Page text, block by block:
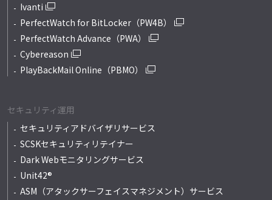
Ivanti
PerfectWatch for BitLocker（PW4B）
PerfectWatch Advance（PWA）
Cybereason
PlayBackMail Online（PBMO）
セキュリティ運用
セキュリティアドバイザリサービス
SCSKセキュリティリテイナー
Dark Webモニタリングサービス
Unit42®
ASM（アタックサーフェイスマネジメント）サービス